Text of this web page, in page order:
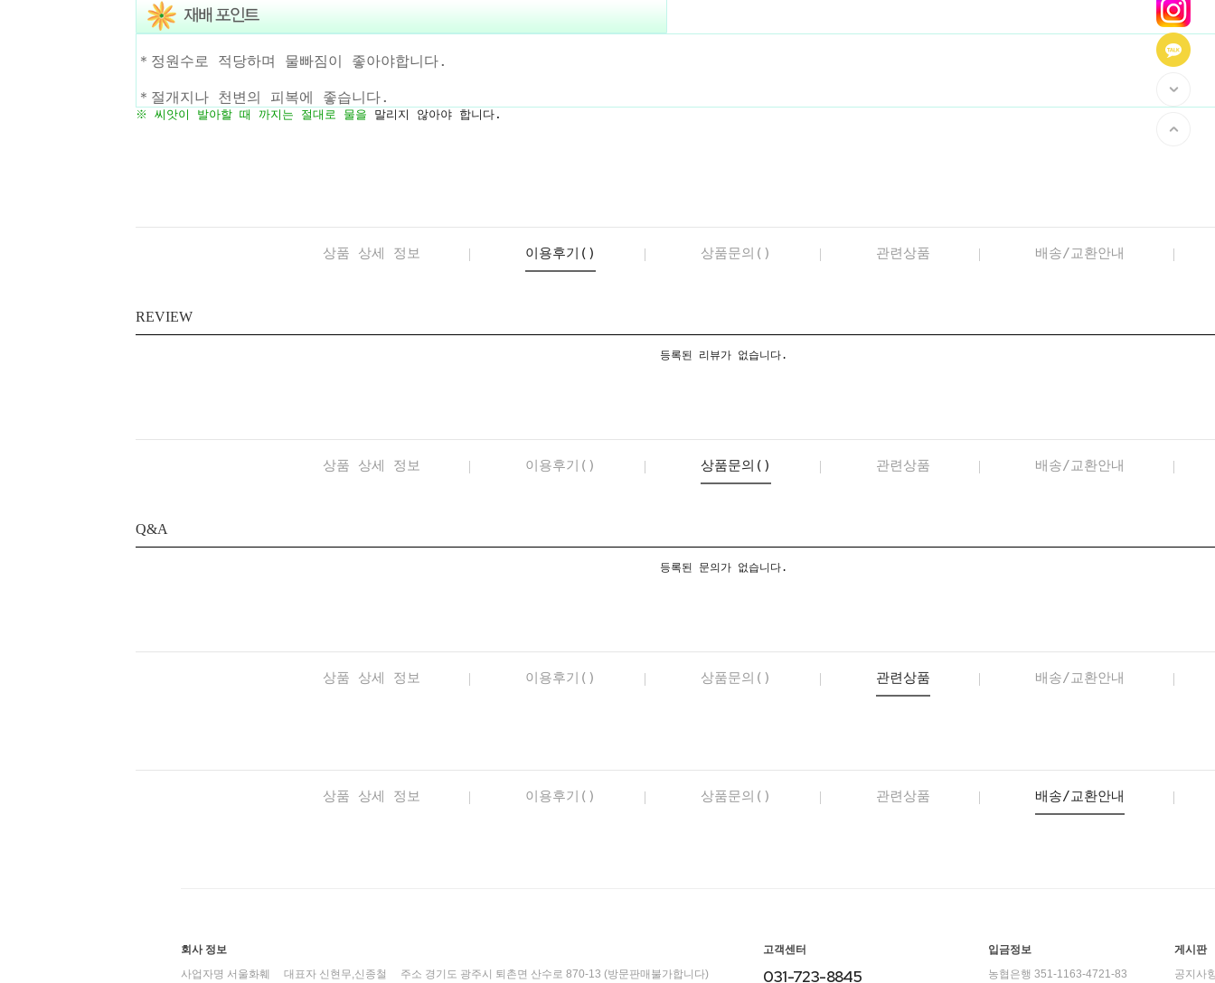
＊정원수로 적당하며 물빠짐이 좋아야합니다.
＊절개지나 천변의 피복에 좋습니다.
※ 씨앗이 발아할 때 까지는 절대로 물을 말리지 않아야 합니다.
상품 상세 정보 이용후기() 상품문의() 관련상품 배송/교환안내
REVIEW
등록된 리뷰가 없습니다.
상품 상세 정보 이용후기() 상품문의() 관련상품 배송/교환안내
Q&A
등록된 문의가 없습니다.
상품 상세 정보 이용후기() 상품문의() 관련상품 배송/교환안내
상품 상세 정보 이용후기() 상품문의() 관련상품 배송/교환안내
회사 정보
사업자명 서울화훼 대표자 신현무,신종철 주소 경기도 광주시 퇴촌면 산수로 870-13 (방문판매불가합니다)
고객센터
031-723-8845
입금정보
농협은행 351-1163-4721-83
게시판
공지사